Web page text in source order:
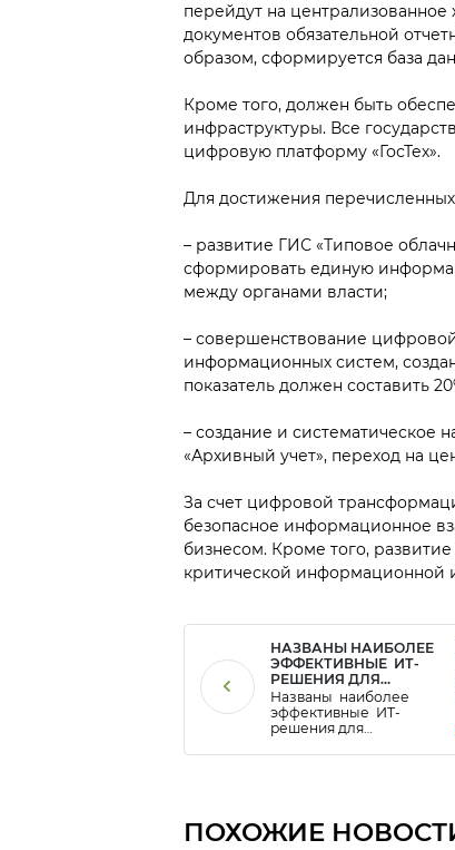
перейдут на
документов обязательной
образом, сформируется база
Кроме того, должен быть
инфраструктуры. Все
цифровую платформу «ГосТех».
Для достижения
– развитие ГИС «Типовое
сформировать единую
между органами власти;
– совершенствование
информационных систем,
показатель должен составить
– создание и систематическое
«Архивный учет», переход на
За счет цифровой
безопасное информационное
бизнесом. Кроме того,
критической информационной
НАЗВАНЫ НАИБОЛЕЕ
ЭФФЕКТИВНЫЕ ИТ-
РЕШЕНИЯ ДЛЯ
УПРАВЛЕНИЯ
КОМАНДИРОВКАМИ
Названы наиболее
эффективные ИТ-
решения для
командировками.
ПОХОЖИЕ